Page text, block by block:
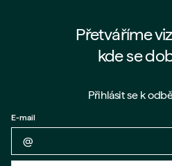
Přetváříme
kde se
Zpět na formulář
Přihlásit se k
E-mail